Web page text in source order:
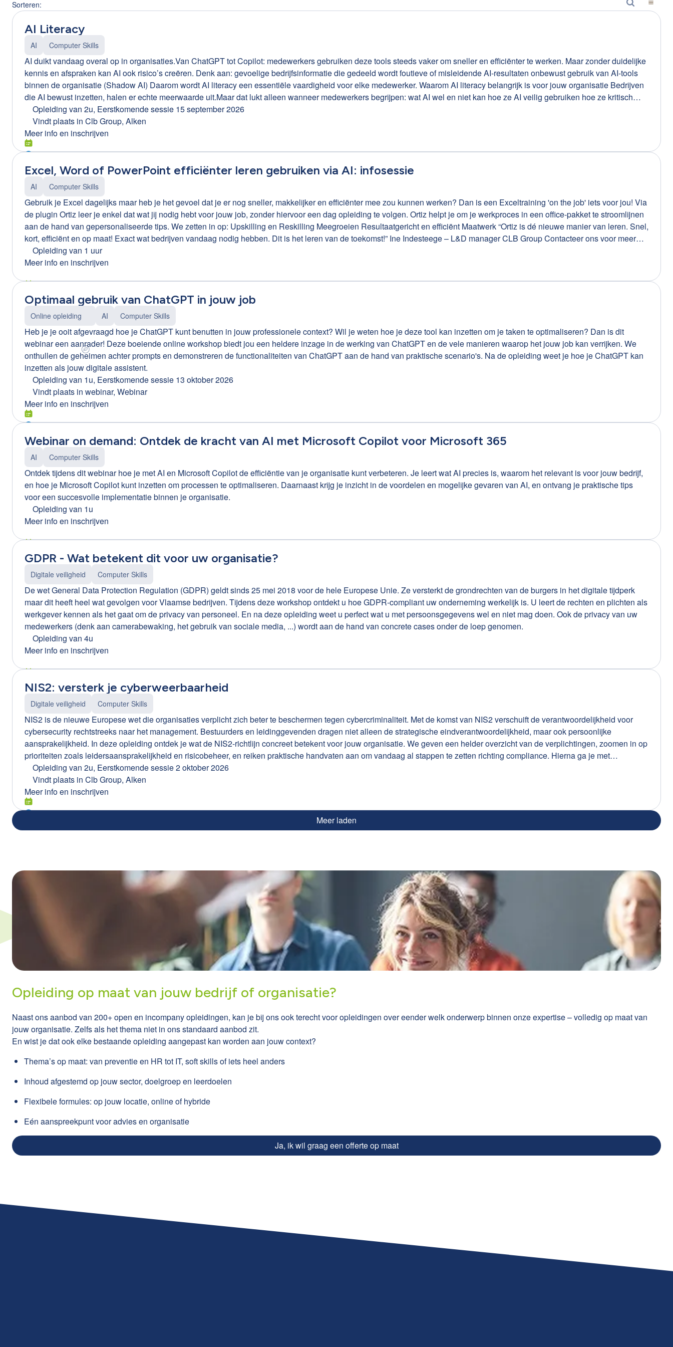
Sorteren:
AI Literacy
AI Computer Skills
AI duikt vandaag overal op in organisaties.Van ChatGPT tot Copilot: medewerkers gebruiken deze tools steeds vaker om sneller en efficiënter te werken. Maar zonder duidelijke
kennis en afspraken kan AI ook risico’s creëren. Denk aan: gevoelige bedrijfsinformatie die gedeeld wordt foutieve of misleidende AI-resultaten onbewust gebruik van AI-tools
binnen de organisatie (Shadow AI) Daarom wordt AI literacy een essentiële vaardigheid voor elke medewerker. Waarom AI literacy belangrijk is voor jouw organisatie Bedrijven
die AI bewust inzetten, halen er echte meerwaarde uit.Maar dat lukt alleen wanneer medewerkers begrijpen: wat AI wel en niet kan hoe ze AI veilig gebruiken hoe ze kritisch
omgaan met AI-resultaten hoe ze data en privacy beschermen Met de juiste basiskennis wordt AI geen hype of risico, maar een krachtige ondersteuning in het dagelijkse werk.
Praktische opleiding van 2 uur Tijdens deze interactieve opleiding leren medewerkers hoe ze AI-tools veilig, ethisch en efficiënt kunnen gebruiken. We focussen op: basisinzicht
Opleiding van 2u, Eerstkomende sessie 15 september 2026
Vindt plaats in Clb Group, Alken
Meer info en inschrijven
Excel, Word of PowerPoint efficiënter leren gebruiken via AI: infosessie
AI Computer Skills
Gebruik je Excel dagelijks maar heb je het gevoel dat je er nog sneller, makkelijker en efficiënter mee zou kunnen werken? Dan is een Exceltraining 'on the job' iets voor jou! Via
de plugin Ortiz leer je enkel dat wat jij nodig hebt voor jouw job, zonder hiervoor een dag opleiding te volgen. Ortiz helpt je om je werkproces in een office-pakket te stroomlijnen
aan de hand van gepersonaliseerde tips. We zetten in op: Upskilling en Reskilling Meegroeien Resultaatgericht en efficiënt Maatwerk “Ortiz is dé nieuwe manier van leren. Snel,
kort, efficiënt en op maat! Exact wat bedrijven vandaag nodig hebben. Dit is het leren van de toekomst!” Ine Indesteege – L&D manager CLB Group Contacteer ons voor meer
info of een korte demo of neem deel aan het gratis infowebinar: https://clb-group.webinargeek.com/infowebinar-excel-word-en-ppt-efficienter-leren-gebruiken-via-training-on-the-
job-ortiz Tip! Ook beschikbaar voor Word en PowerPoint.
Opleiding van 1 uur
Meer info en inschrijven
Optimaal gebruik van ChatGPT in jouw job
Online opleiding AI Computer Skills
Heb je je ooit afgevraagd hoe je ChatGPT kunt benutten in jouw professionele context? Wil je weten hoe je deze tool kan inzetten om je taken te optimaliseren? Dan is dit
webinar een aanrader! Deze boeiende online workshop biedt jou een heldere inzage in de werking van ChatGPT en de vele manieren waarop het jouw job kan verrijken. We
onthullen de geheimen achter prompts en demonstreren de functionaliteiten van ChatGPT aan de hand van praktische scenario's. Na de opleiding weet je hoe je ChatGPT kan
inzetten als jouw digitale assistent.
Opleiding van 1u, Eerstkomende sessie 13 oktober 2026
Vindt plaats in webinar, Webinar
Meer info en inschrijven
Webinar on demand: Ontdek de kracht van AI met Microsoft Copilot voor Microsoft 365
AI Computer Skills
Ontdek tijdens dit webinar hoe je met AI en Microsoft Copilot de efficiëntie van je organisatie kunt verbeteren. Je leert wat AI precies is, waarom het relevant is voor jouw bedrijf,
en hoe je Microsoft Copilot kunt inzetten om processen te optimaliseren. Daarnaast krijg je inzicht in de voordelen en mogelijke gevaren van AI, en ontvang je praktische tips
voor een succesvolle implementatie binnen je organisatie.
Opleiding van 1u
Meer info en inschrijven
GDPR - Wat betekent dit voor uw organisatie?
Digitale veiligheid Computer Skills
De wet General Data Protection Regulation (GDPR) geldt sinds 25 mei 2018 voor de hele Europese Unie. Ze versterkt de grondrechten van de burgers in het digitale tijdperk
maar dit heeft heel wat gevolgen voor Vlaamse bedrijven. Tijdens deze workshop ontdekt u hoe GDPR-compliant uw onderneming werkelijk is. U leert de rechten en plichten als
werkgever kennen als het gaat om de privacy van personeel. En na deze opleiding weet u perfect wat u met persoonsgegevens wel en niet mag doen. Ook de privacy van uw
medewerkers (denk aan camerabewaking, het gebruik van sociale media, ...) wordt aan de hand van concrete cases onder de loep genomen.
Opleiding van 4u
Meer info en inschrijven
NIS2: versterk je cyberweerbaarheid
Digitale veiligheid Computer Skills
NIS2 is de nieuwe Europese wet die organisaties verplicht zich beter te beschermen tegen cybercriminaliteit. Met de komst van NIS2 verschuift de verantwoordelijkheid voor
cybersecurity rechtstreeks naar het management. Bestuurders en leidinggevenden dragen niet alleen de strategische eindverantwoordelijkheid, maar ook persoonlijke
aansprakelijkheid. In deze opleiding ontdek je wat de NIS2-richtlijn concreet betekent voor jouw organisatie. We geven een helder overzicht van de verplichtingen, zoomen in op
prioriteiten zoals leidersaansprakelijkheid en risicobeheer, en reiken praktische handvaten aan om vandaag al stappen te zetten richting compliance. Hierna ga je met
vertrouwen de eerste NIS2-audits tegemoet en verzeker je organisatie van compliance en veiligheid.
Opleiding van 2u, Eerstkomende sessie 2 oktober 2026
Vindt plaats in Clb Group, Alken
Meer info en inschrijven
Meer laden
Opleiding op maat van jouw bedrijf of organisatie?
Naast ons aanbod van 200+ open en incompany opleidingen, kan je bij ons ook terecht voor opleidingen over eender welk onderwerp binnen onze expertise – volledig op maat van
jouw organisatie. Zelfs als het thema niet in ons standaard aanbod zit.
En wist je dat ook elke bestaande opleiding aangepast kan worden aan jouw context?
Thema’s op maat: van preventie en HR tot IT, soft skills of iets heel anders
Inhoud afgestemd op jouw sector, doelgroep en leerdoelen
Flexibele formules: op jouw locatie, online of hybride
Eén aanspreekpunt voor advies en organisatie
Ja, ik wil graag een offerte op maat